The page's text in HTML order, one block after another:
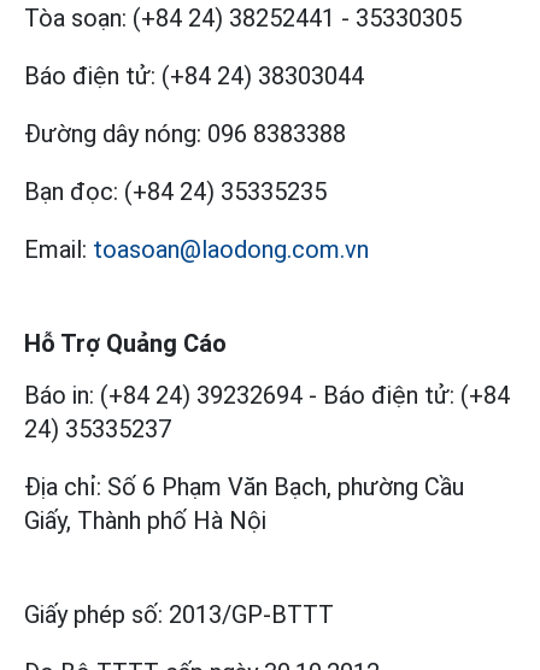
Tòa soạn: (+84 24) 38252441 - 35330305
Báo điện tử: (+84 24) 38303044
Đường dây nóng: 096 8383388
Bạn đọc: (+84 24) 35335235
Email: toasoan@laodong.com.vn
Hỗ Trợ Quảng Cáo
Báo in: (+84 24) 39232694 - Báo điện tử: (+84
24) 35335237
Địa chỉ: Số 6 Phạm Văn Bạch, phường Cầu
Giấy, Thành phố Hà Nội
Giấy phép số: 2013/GP-BTTT